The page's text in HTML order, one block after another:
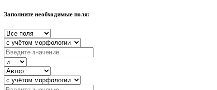
Заполните необходимые поля: